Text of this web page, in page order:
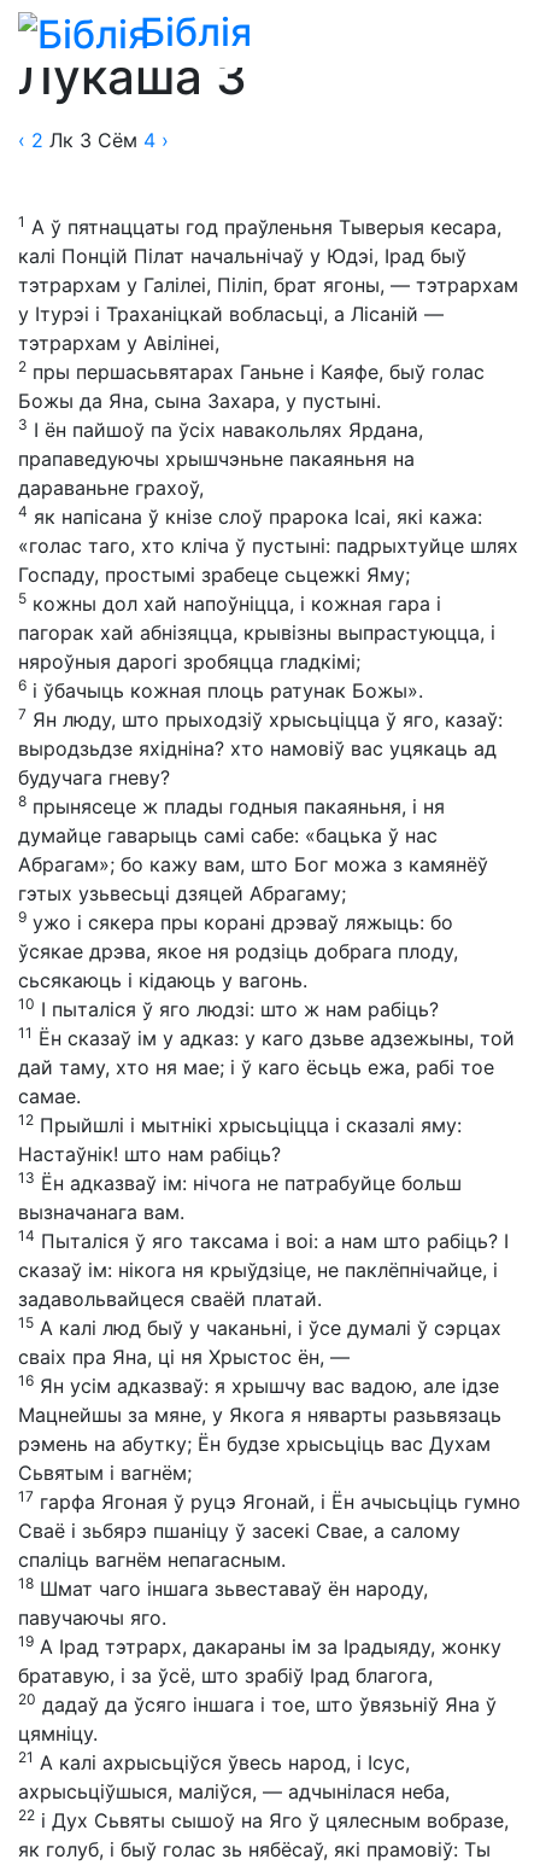
Біблія
Біблія» Пераклады» Пераклад Васіля Сёмухі
Лукаша 3
‹ 2 Лк 3 Сём 4 ›
1 А ў пятнаццаты год праўленьня Тыверыя кесара,
калі Понцій Пілат начальнічаў у Юдэі, Ірад быў
тэтрархам у Галілеі, Піліп, брат ягоны, — тэтрархам
у Ітурэі і Траханіцкай вобласьці, а Лісаній —
тэтрархам у Авілінеі,
2 пры першасьвятарах Ганьне і Каяфе, быў голас
Божы да Яна, сына Захара, у пустыні.
3 І ён пайшоў па ўсіх навакольлях Ярдана,
прапаведуючы хрышчэньне пакаяньня на
дараваньне грахоў,
4 як напісана ў кнізе слоў прарока Ісаі, які кажа:
«голас таго, хто кліча ў пустыні: падрыхтуйце шлях
Госпаду, простымі зрабеце сьцежкі Яму;
5 кожны дол хай напоўніцца, і кожная гара і
пагорак хай абнізяцца, крывізны выпрастуюцца, і
няроўныя дарогі зробяцца гладкімі;
6 і ўбачыць кожная плоць ратунак Божы».
7 Ян люду, што прыходзіў хрысьціцца ў яго, казаў:
выродзьдзе яхідніна? хто намовіў вас уцякаць ад
будучага гневу?
8 прынясеце ж плады годныя пакаяньня, і ня
думайце гаварыць самі сабе: «бацька ў нас
Абрагам»; бо кажу вам, што Бог можа з камянёў
гэтых узьвесьці дзяцей Абрагаму;
9 ужо і сякера пры корані дрэваў ляжыць: бо
ўсякае дрэва, якое ня родзіць добрага плоду,
сьсякаюць і кідаюць у вагонь.
10 І пыталіся ў яго людзі: што ж нам рабіць?
11 Ён сказаў ім у адказ: у каго дзьве адзежыны, той
дай таму, хто ня мае; і ў каго ёсьць ежа, рабі тое
самае.
12 Прыйшлі і мытнікі хрысьціцца і сказалі яму:
Настаўнік! што нам рабіць?
13 Ён адказваў ім: нічога не патрабуйце больш
вызначанага вам.
14 Пыталіся ў яго таксама і воі: а нам што рабіць? І
сказаў ім: нікога ня крыўдзіце, не паклёпнічайце, і
задавольвайцеся сваёй платай.
15 А калі люд быў у чаканьні, і ўсе думалі ў сэрцах
сваіх пра Яна, ці ня Хрыстос ён, —
16 Ян усім адказваў: я хрышчу вас вадою, але ідзе
Мацнейшы за мяне, у Якога я няварты разьвязаць
рэмень на абутку; Ён будзе хрысьціць вас Духам
Сьвятым і вагнём;
17 гарфа Ягоная ў руцэ Ягонай, і Ён ачысьціць гумно
Сваё і зьбярэ пшаніцу ў засекі Свае, а салому
спаліць вагнём непагасным.
18 Шмат чаго іншага зьвеставаў ён народу,
павучаючы яго.
19 А Ірад тэтрарх, дакараны ім за Ірадыяду, жонку
братавую, і за ўсё, што зрабіў Ірад благога,
20 дадаў да ўсяго іншага і тое, што ўвязьніў Яна ў
цямніцу.
21 А калі ахрысьціўся ўвесь народ, і Ісус,
ахрысьціўшыся, маліўся, — адчынілася неба,
22 і Дух Сьвяты сышоў на Яго ў цялесным вобразе,
як голуб, і быў голас зь нябёсаў, які прамовіў: Ты